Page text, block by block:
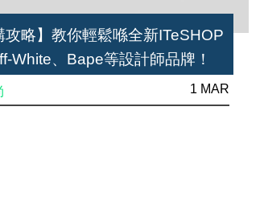
攻略】教你輕鬆喺全新ITeSHOP
White、Bape等設計師品牌！
1 MAR